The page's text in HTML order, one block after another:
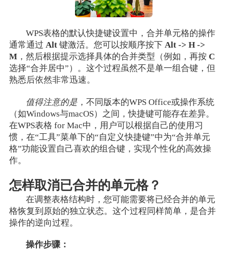
WPS表格的默认快捷键设置中，合并单元格的操作
通常通过 Alt键激活。您可以按顺序按下 Alt -> H ->
M，然后根据提示选择具体的合并类型（例如，再按 C
选择“合并居中”）。这个过程虽然不是单一组合键，但
熟悉后依然非常迅速。
值得注意的是 ，不同版本的WPS Office或操作系统
（如Windows与macOS）之间，快捷键可能存在差异。
在WPS表格 for Mac中，用户可以根据自己的使用习
惯，在“工具”菜单下的“自定义快捷键”中为“合并单元
格”功能设置自己喜欢的组合键，实现个性化的高效操
作。
怎样取消已合并的单元格？
在调整表格结构时，您可能需要将已经合并的单元
格恢复到原始的独立状态。这个过程同样简单，是合并
操作的逆向过程。
操作步骤：